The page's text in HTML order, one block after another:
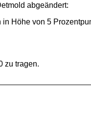
abgeändert:
Höhe von 5
zu tragen.